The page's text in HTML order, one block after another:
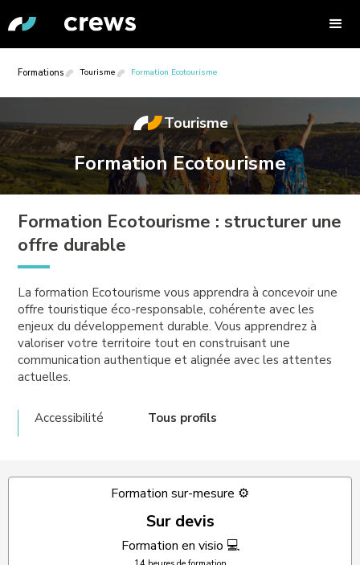
Formations Tourisme Formation Ecotourisme
Tourisme
Formation Ecotourisme
Formation Ecotourisme : structurer une
offre durable
La formation Ecotourisme vous apprendra à concevoir une
offre touristique éco-responsable, cohérente avec les
enjeux du développement durable. Vous apprendrez à
valoriser votre territoire tout en construisant une
communication authentique et alignée avec les attentes
actuelles.
Accessibilité Tous profils
Formation sur-mesure ⚙️
Sur devis
Formation en visio 💻